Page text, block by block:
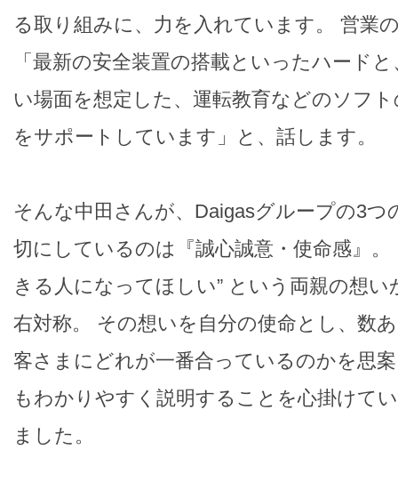
る取り組みに、力を入れています。 営業
「最新の安全装置の搭載といったハード
い場面を想定した、運転教育などのソフ
をサポートしています」と、話します。
そんな中田さんが、Daigasグループの3つ
切にしているのは『誠心誠意・使命感』。
きる人になってほしい” という両親の想い
右対称。 その想いを自分の使命とし、数
客さまにどれが一番合っているのかを思
もわかりやすく説明することを心掛けて
ました。